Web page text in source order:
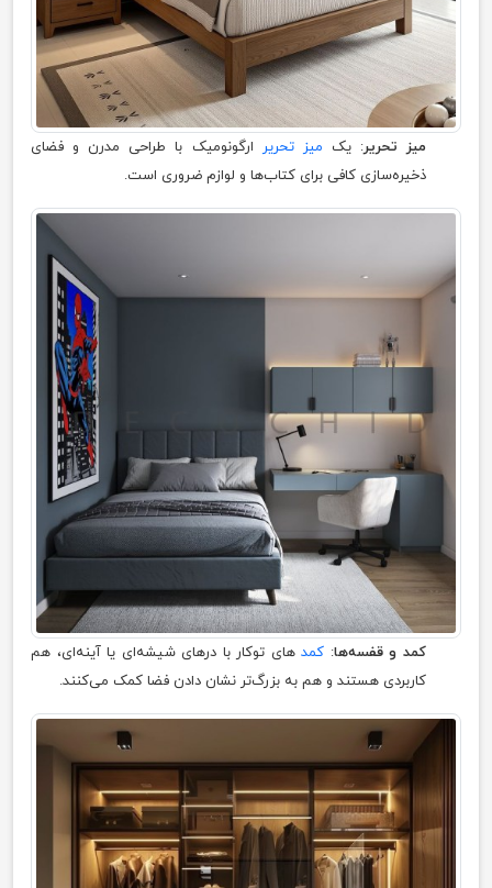
میز تحریر: یک میز تحریر ارگونومیک با طراحی مدرن و فضای
ذخیره‌سازی کافی برای کتاب‌ها و لوازم ضروری است.
کمد و قفسه‌ها: کمدهای توکار با درهای شیشه‌ای یا آینه‌ای، هم
کاربردی هستند و هم به بزرگ‌تر نشان دادن فضا کمک می‌کنند.